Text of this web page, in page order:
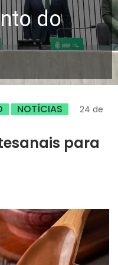
do
NOTÍCIAS
24 de
para